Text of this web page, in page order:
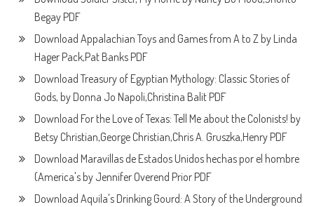
Begay PDF
Download Appalachian Toys and Games from A to Z by Linda
Hager Pack,Pat Banks PDF
Download Treasury of Egyptian Mythology: Classic Stories of
Gods, by Donna Jo Napoli,Christina Balit PDF
Download For the Love of Texas: Tell Me about the Colonists! by
Betsy Christian,George Christian,Chris A. Gruszka,Henry PDF
Download Maravillas de Estados Unidos hechas por el hombre
(America's by Jennifer Overend Prior PDF
Download Aquila's Drinking Gourd: A Story of the Underground